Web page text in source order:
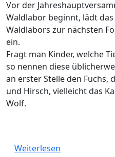
Vor der
Waldlabor beginnt, lädt
Waldlabors zur nächsten
ein.
Fragt man Kinder, welche
so nennen diese
an erster Stelle den Fuchs,
und Hirsch, vielleicht das
Wolf.
Weiterlesen